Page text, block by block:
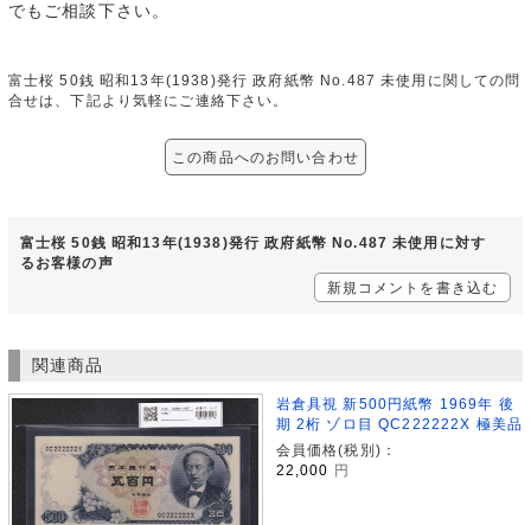
でもご相談下さい。
富士桜 50銭 昭和13年(1938)発行 政府紙幣 No.487 未使用に関しての問
合せは、下記より気軽にご連絡下さい。
この商品へのお問い合わせ
富士桜 50銭 昭和13年(1938)発行 政府紙幣 No.487 未使用に対す
るお客様の声
新規コメントを書き込む
関連商品
岩倉具視 新500円紙幣 1969年 後
期 2桁 ゾロ目 QC222222X 極美品
会員価格(税別)：
22,000
円